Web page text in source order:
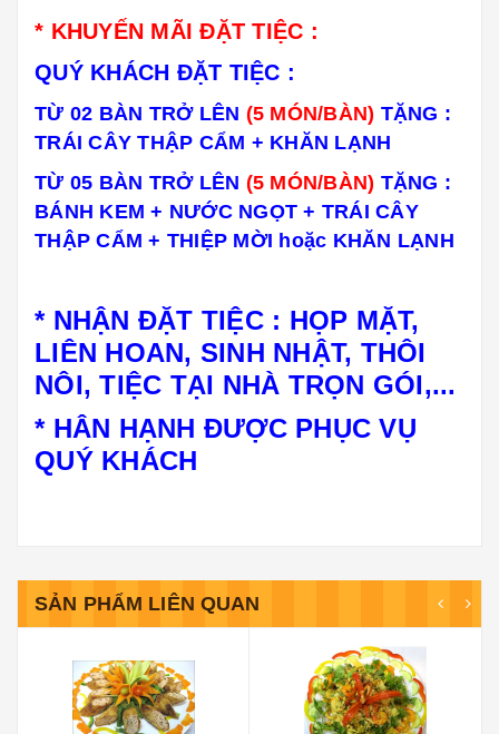
* KHUYẾN MÃI ĐẶT TIỆC :
QUÝ KHÁCH ĐẶT TIỆC :
TỪ 02 BÀN TRỞ LÊN (5 MÓN/BÀN) TẶNG :
TRÁI CÂY THẬP CẨM + KHĂN LẠNH
TỪ 05 BÀN TRỞ LÊN (5 MÓN/BÀN) TẶNG :
BÁNH KEM + NƯỚC NGỌT + TRÁI CÂY
THẬP CẨM + THIỆP MỜI hoặc KHĂN LẠNH
* NHẬN ĐẶT TIỆC : HỌP MẶT,
LIÊN HOAN, SINH NHẬT, THÔI
NÔI, TIỆC TẠI NHÀ TRỌN GÓI,...
* HÂN HẠNH ĐƯỢC PHỤC VỤ
QUÝ KHÁCH
SẢN PHẨM LIÊN QUAN